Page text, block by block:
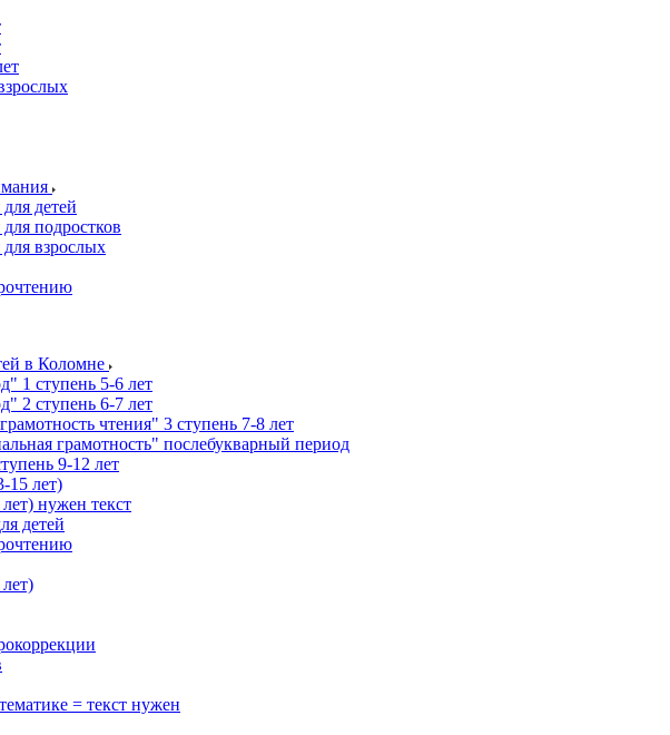
детей
подростков
взрослых
в Коломне
1 ступень 5-6 лет
2 ступень 6-7 лет
чтения" 3 ступень 7-8 лет
грамотность" послебукварный период
9-12 лет
15 лет)
нужен текст
детей
= текст нужен